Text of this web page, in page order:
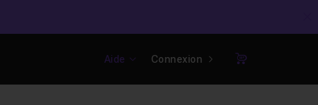
Aide Connexion
Panier